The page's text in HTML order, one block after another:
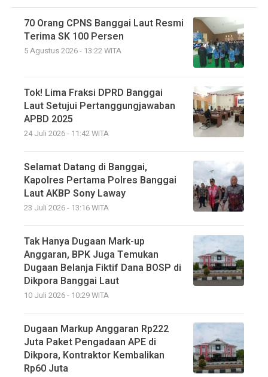
70 Orang CPNS Banggai Laut Resmi
Terima SK 100 Persen
5 Agustus 2026 - 13:22 WITA
Tok! Lima Fraksi DPRD Banggai
Laut Setujui Pertanggungjawaban
APBD 2025
24 Juli 2026 - 11:42 WITA
Selamat Datang di Banggai,
Kapolres Pertama Polres Banggai
Laut AKBP Sony Laway
23 Juli 2026 - 13:16 WITA
Tak Hanya Dugaan Mark-up
Anggaran, BPK Juga Temukan
Dugaan Belanja Fiktif Dana BOSP di
Dikpora Banggai Laut
10 Juli 2026 - 10:29 WITA
Dugaan Markup Anggaran Rp222
Juta Paket Pengadaan APE di
Dikpora, Kontraktor Kembalikan
Rp60 Juta